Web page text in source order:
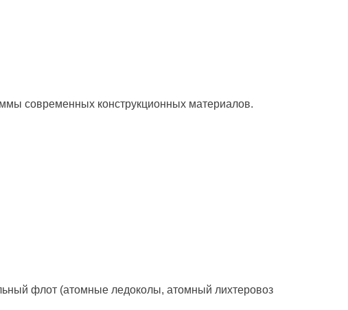
современных конструкционных материалов.
флот (атомные ледоколы, атомный лихтеровоз